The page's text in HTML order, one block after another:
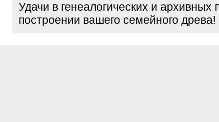
Удачи в генеалогических и архивных
построении вашего семейного древа!